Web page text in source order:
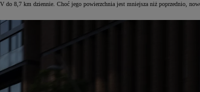
8,7 km dziennie. Choć jego powierzchnia jest mniejsza niż poprzednio,